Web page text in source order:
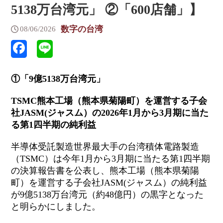
5138万台湾元」 ②「600店舗」】
08/06/2026 数字の台湾
①「9億5138万台湾元」
TSMC熊本工場（熊本県菊陽町）を運営する子会
社JASM(ジャスム）の2026年1月から3月期に当た
る第1四半期の純利益
半導体受託製造世界最大手の台湾積体電路製造
（TSMC）は今年1月から3月期に当たる第1四半期
の決算報告書を公表し、熊本工場（熊本県菊陽
町）を運営する子会社JASM(ジャスム）の純利益
が9億5138万台湾元（約48億円）の黒字となった
と明らかにしました。